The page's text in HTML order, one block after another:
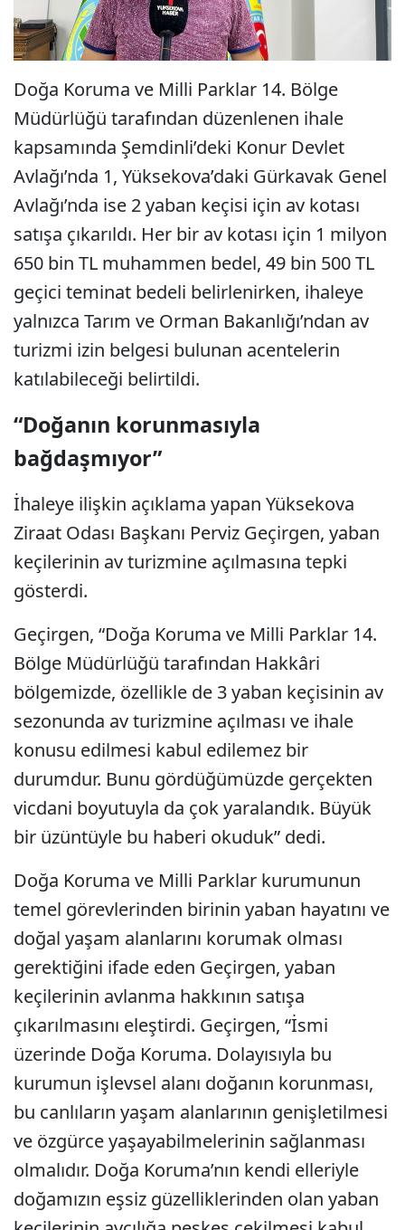
Doğa Koruma ve Milli Parklar 14. Bölge
Müdürlüğü tarafından düzenlenen ihale
kapsamında Şemdinli’deki Konur Devlet
Avlağı’nda 1, Yüksekova’daki Gürkavak Genel
Avlağı’nda ise 2 yaban keçisi için av kotası
satışa çıkarıldı. Her bir av kotası için 1 milyon
650 bin TL muhammen bedel, 49 bin 500 TL
geçici teminat bedeli belirlenirken, ihaleye
yalnızca Tarım ve Orman Bakanlığı’ndan av
turizmi izin belgesi bulunan acentelerin
katılabileceği belirtildi.
“Doğanın korunmasıyla
bağdaşmıyor”
İhaleye ilişkin açıklama yapan Yüksekova
Ziraat Odası Başkanı Perviz Geçirgen, yaban
keçilerinin av turizmine açılmasına tepki
gösterdi.
Geçirgen, “Doğa Koruma ve Milli Parklar 14.
Bölge Müdürlüğü tarafından Hakkâri
bölgemizde, özellikle de 3 yaban keçisinin av
sezonunda av turizmine açılması ve ihale
konusu edilmesi kabul edilemez bir
durumdur. Bunu gördüğümüzde gerçekten
vicdani boyutuyla da çok yaralandık. Büyük
bir üzüntüyle bu haberi okuduk” dedi.
Doğa Koruma ve Milli Parklar kurumunun
temel görevlerinden birinin yaban hayatını ve
doğal yaşam alanlarını korumak olması
gerektiğini ifade eden Geçirgen, yaban
keçilerinin avlanma hakkının satışa
çıkarılmasını eleştirdi. Geçirgen, “İsmi
üzerinde Doğa Koruma. Dolayısıyla bu
kurumun işlevsel alanı doğanın korunması,
bu canlıların yaşam alanlarının genişletilmesi
ve özgürce yaşayabilmelerinin sağlanması
olmalıdır. Doğa Koruma’nın kendi elleriyle
doğamızın eşsiz güzelliklerinden olan yaban